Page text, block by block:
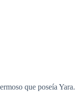
que poseía Yara.